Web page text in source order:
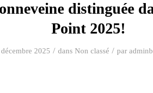
distinguée
Point 2025!
2025 / dans Non classé / par